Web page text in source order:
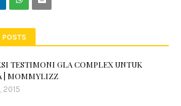
POSTS
TESTIMONI GLA COMPLEX UNTUK
| MOMMYLIZZ
2015